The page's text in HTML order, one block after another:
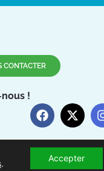
CONTACTER
!
.
Accepter